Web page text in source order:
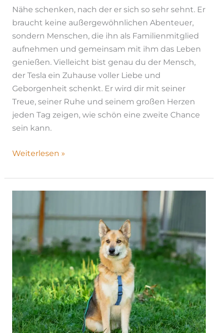
Nähe schenken, nach der er sich so sehr sehnt. Er
braucht keine außergewöhnlichen Abenteuer,
sondern Menschen, die ihn als Familienmitglied
aufnehmen und gemeinsam mit ihm das Leben
genießen. Vielleicht bist genau du der Mensch,
der Tesla ein Zuhause voller Liebe und
Geborgenheit schenkt. Er wird dir mit seiner
Treue, seiner Ruhe und seinem großen Herzen
jeden Tag zeigen, wie schön eine zweite Chance
sein kann.
Weiterlesen »
1207